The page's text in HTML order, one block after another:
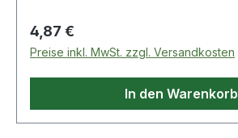
Regulärer Preis:
4,87 €
Preise inkl. MwSt. zzgl. Versandkosten
In den Warenkorb